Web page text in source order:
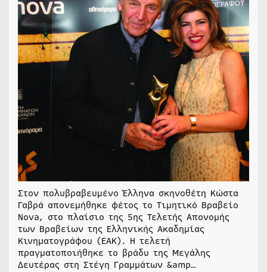
Στον πολυβραβευμένο Έλληνα σκηνοθέτη Κώστα
Γαβρά απονεμήθηκε φέτος το Τιμητικό Βραβείο
Nova, στο πλαίσιο της 5ης Τελετής Απονομής
των Βραβείων της Ελληνικής Ακαδημίας
Κινηματογράφου (ΕΑΚ). Η τελετή
πραγματοποιήθηκε το βράδυ της Μεγάλης
Δευτέρας στη Στέγη Γραμμάτων &amp…